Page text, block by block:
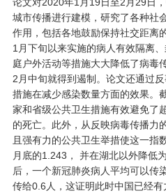
论文对2020年1月19日至2月29日
城市传播进行建模，研究了各种社
作用，包括各地鼓励保持社交距离
1月下旬以来实施的病人有效隔离
庭户外活动等措施大大降低了病毒
2月中旬就得到遏制。论文还通过
措施在减少感染数量方面的效果。
家和省级公共卫生措施有效避免了
的死亡。此外，从反映病毒传播力
且强有力的公共卫生举措使这一指
月底的1.243， 并在湖北以外降低
后，一个新冠肺炎病人平均可以传
传给0.6人，这证明此时中国已经有